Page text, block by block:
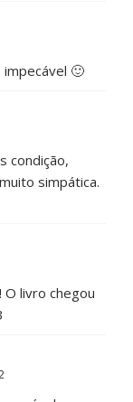
🙂
condição,
simpática.
livro chegou